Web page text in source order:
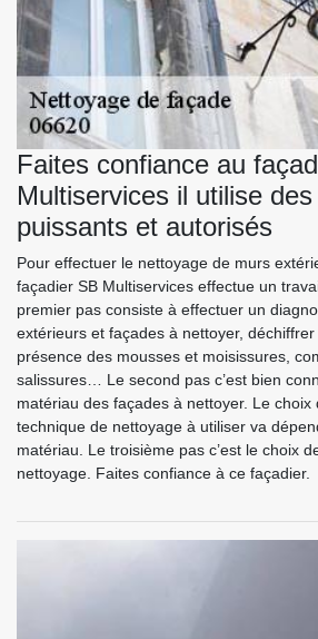
Faites confiance au
Multiservices il utilise
puissants et autorisés
Pour effectuer le nettoyage de murs
façadier SB Multiservices effectue un
premier pas consiste à effectuer un
extérieurs et façades à nettoyer, déchiffrer
présence des mousses et moisissures,
salissures… Le second pas c’est bien
matériau des façades à nettoyer. Le choix
technique de nettoyage à utiliser va
matériau. Le troisième pas c’est le choix
nettoyage. Faites confiance à ce façadier.